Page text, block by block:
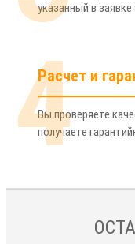
указанный в заявке
4
Расчет и
Вы проверяете
получаете